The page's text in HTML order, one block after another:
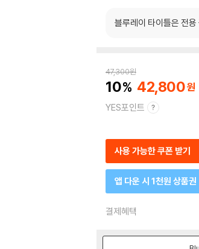
블루레이 타이틀은 전
47,300원
10 42,800
YES포인트
사용 가능한 쿠폰 받기
앱 다운 시 1천원 상품권
결제혜택